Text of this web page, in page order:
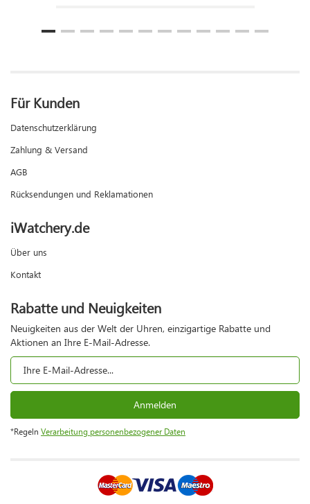
Für Kunden
Datenschutzerklärung
Zahlung & Versand
AGB
Rücksendungen und Reklamationen
iWatchery.de
Über uns
Kontakt
Rabatte und Neuigkeiten
Neuigkeiten aus der Welt der Uhren, einzigartige Rabatte und
Aktionen an Ihre E-Mail-Adresse.
Anmelden
*Regeln Verarbeitung personenbezogener Daten